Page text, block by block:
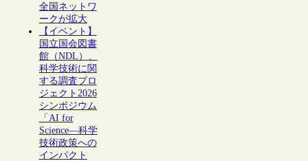
全国ネットワ
ークが拡大
【イベント】
国立国会図書
館（NDL）、
科学技術に関
する調査プロ
ジェクト2026
シンポジウム
「AI for
Science―科学
技術政策への
インパクト